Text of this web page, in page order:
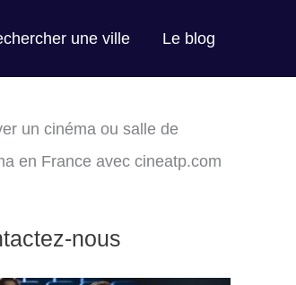
une ville Le blog
un cinéma ou salle de
en France avec cineatp.com
nous